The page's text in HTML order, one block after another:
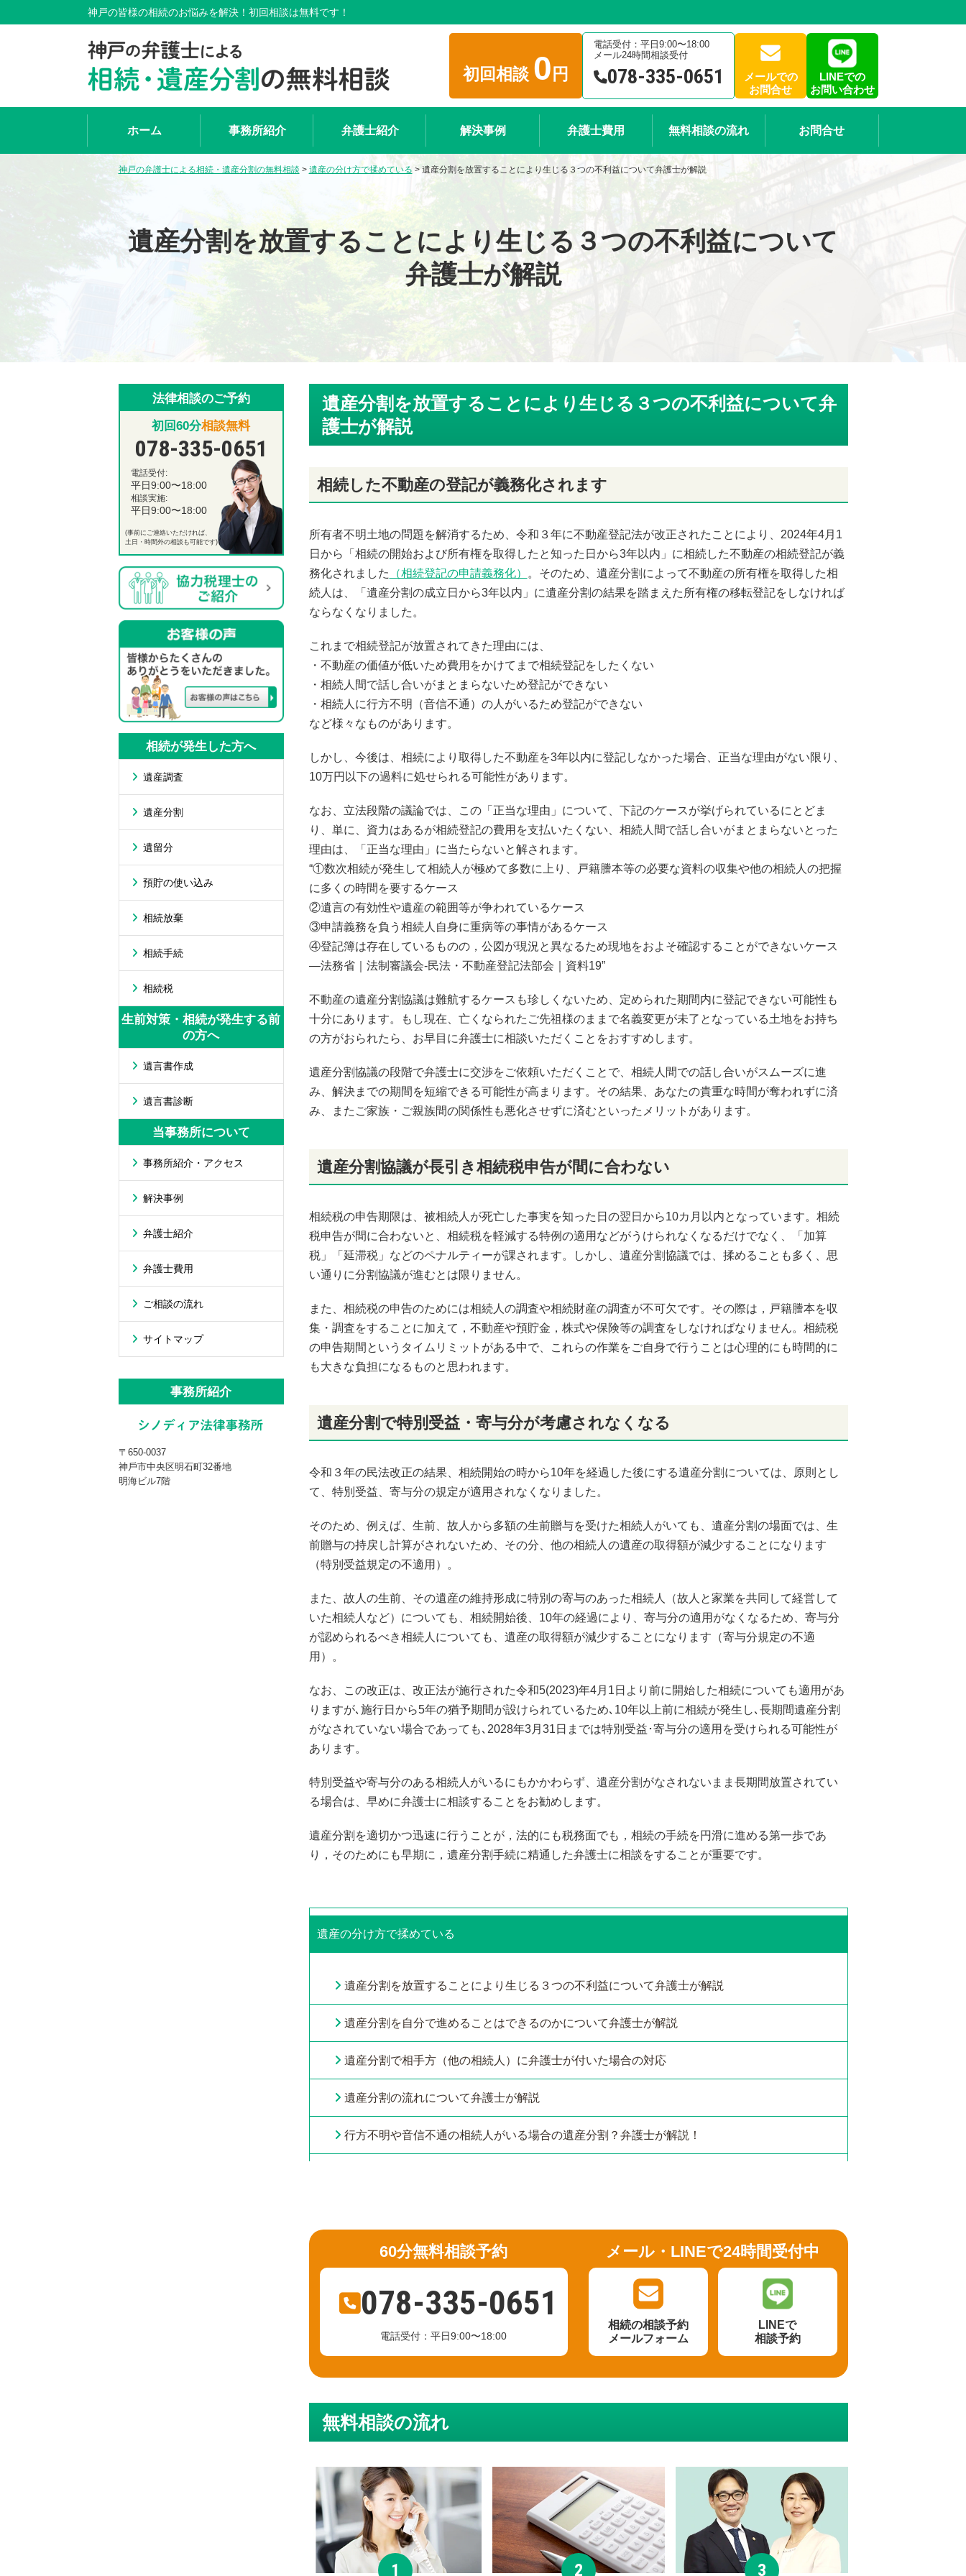
神戸の皆様の相続のお悩みを解決！初回相談は無料です！
初回相談 0 円
電話受付：平日9:00〜18:00
メール24時間相談受付
078-335-0651
メールでの
お問合せ
LINEでの
お問い合わせ
ホーム 事務所紹介 弁護士紹介 解決事例 弁護士費用 無料相談の流れ お問合せ
神戸の弁護士による相続・遺産分割の無料相談 > 遺産の分け方で揉めている >遺産分割を放置することにより生じる３つの不利益について弁護士が解説
遺産分割を放置することにより生じる３つの不利益について
弁護士が解説
法律相談のご予約
初回60分相談無料
078-335-0651
電話受付:
平日9:00〜18:00
相談実施:
平日9:00〜18:00
(事前にご連絡いただければ、
土日・時間外の相談も可能です)
相続が発生した方へ
遺産調査
遺産分割
遺留分
預貯の使い込み
相続放棄
相続手続
相続税
生前対策・相続が発生する前
の方へ
遺言書作成
遺言書診断
当事務所について
事務所紹介・アクセス
解決事例
弁護士紹介
弁護士費用
ご相談の流れ
サイトマップ
事務所紹介
〒650-0037
神戶市中央区明石町32番地
明海ビル7階
遺産分割を放置することにより生じる３つの不利益について弁
護士が解説
相続した不動産の登記が義務化されます
所有者不明土地の問題を解消するため、令和３年に不動産登記法が改正されたことにより、2024年4月1
日から「相続の開始および所有権を取得したと知った日から3年以内」に相続した不動産の相続登記が義
務化されました （相続登記の申請義務化）
。そのため、遺産分割によって不動産の所有権を取得した相
続人は、「遺産分割の成立日から3年以内」に遺産分割の結果を踏まえた所有権の移転登記をしなければ
ならなくなりました。
これまで相続登記が放置されてきた理由には、
・不動産の価値が低いため費用をかけてまで相続登記をしたくない
・相続人間で話し合いがまとまらないため登記ができない
・相続人に行方不明（音信不通）の人がいるため登記ができない
など様々なものがあります。
しかし、今後は、相続により取得した不動産を3年以内に登記しなかった場合、正当な理由がない限り、
10万円以下の過料に処せられる可能性があります。
なお、立法段階の議論では、この「正当な理由」について、下記のケースが挙げられているにとどま
り、単に、資力はあるが相続登記の費用を支払いたくない、相続人間で話し合いがまとまらないとった
理由は、「正当な理由」に当たらないと解されます。
“①数次相続が発生して相続人が極めて多数に上り、戸籍謄本等の必要な資料の収集や他の相続人の把握
に多くの時間を要するケース
②遺言の有効性や遺産の範囲等が争われているケース
③申請義務を負う相続人自身に重病等の事情があるケース
④登記簿は存在しているものの，公図が現況と異なるため現地をおよそ確認することができないケース
—法務省｜法制審議会-民法・不動産登記法部会｜資料19”
不動産の遺産分割協議は難航するケースも珍しくないため、定められた期間内に登記できない可能性も
十分にあります。もし現在、亡くなられたご先祖様のままで名義変更が未了となっている土地をお持ち
の方がおられたら、お早目に弁護士に相談いただくことをおすすめします。
遺産分割協議の段階で弁護士に交渉をご依頼いただくことで、相続人間での話し合いがスムーズに進
み、解決までの期間を短縮できる可能性が高まります。その結果、あなたの貴重な時間が奪われずに済
み、またご家族・ご親族間の関係性も悪化させずに済むといったメリットがあります。
遺産分割協議が長引き相続税申告が間に合わない
相続税の申告期限は、被相続人が死亡した事実を知った日の翌日から10カ月以内となっています。相続
税申告が間に合わないと、相続税を軽減する特例の適用などがうけられなくなるだけでなく、「加算
税」「延滞税」などのペナルティーが課されます。しかし、遺産分割協議では、揉めることも多く、思
い通りに分割協議が進むとは限りません。
また、相続税の申告のためには相続人の調査や相続財産の調査が不可欠です。その際は，戸籍謄本を収
集・調査をすることに加えて，不動産や預貯金，株式や保険等の調査をしなければなりません。相続税
の申告期間というタイムリミットがある中で、これらの作業をご自身で行うことは心理的にも時間的に
も大きな負担になるものと思われます。
遺産分割で特別受益・寄与分が考慮されなくなる
令和３年の民法改正の結果、相続開始の時から10年を経過した後にする遺産分割については、原則とし
て、特別受益、寄与分の規定が適用されなくなりました。
そのため、例えば、生前、故人から多額の生前贈与を受けた相続人がいても、遺産分割の場面では、生
前贈与の持戻し計算がされないため、その分、他の相続人の遺産の取得額が減少することになります
（特別受益規定の不適用）。
また、故人の生前、その遺産の維持形成に特別の寄与のあった相続人（故人と家業を共同して経営して
いた相続人など）についても、相続開始後、10年の経過により、寄与分の適用がなくなるため、寄与分
が認められるべき相続人についても、遺産の取得額が減少することになります（寄与分規定の不適
用）。
なお、この改正は、改正法が施行された令和5(2023)年4月1日より前に開始した相続についても適用があ
りますが､施行日から5年の猶予期間が設けられているため､10年以上前に相続が発生し､長期間遺産分割
がなされていない場合であっても､2028年3月31日までは特別受益･寄与分の適用を受けられる可能性が
あります。
特別受益や寄与分のある相続人がいるにもかかわらず、遺産分割がなされないまま長期間放置されてい
る場合は、早めに弁護士に相談することをお勧めします。
遺産分割を適切かつ迅速に行うことが，法的にも税務面でも，相続の手続を円滑に進める第一歩であ
り，そのためにも早期に，遺産分割手続に精通した弁護士に相談をすることが重要です。
遺産の分け方で揉めている
遺産分割を放置することにより生じる３つの不利益について弁護士が解説
遺産分割を自分で進めることはできるのかについて弁護士が解説
遺産分割で相手方（他の相続人）に弁護士が付いた場合の対応
遺産分割の流れについて弁護士が解説
行方不明や音信不通の相続人がいる場合の遺産分割？弁護士が解説！
60分無料相談予約
078-335-0651
電話受付：平日9:00〜18:00
メール・LINEで24時間受付中
相続の相談予約
メールフォーム
LINEで
相談予約
無料相談の流れ